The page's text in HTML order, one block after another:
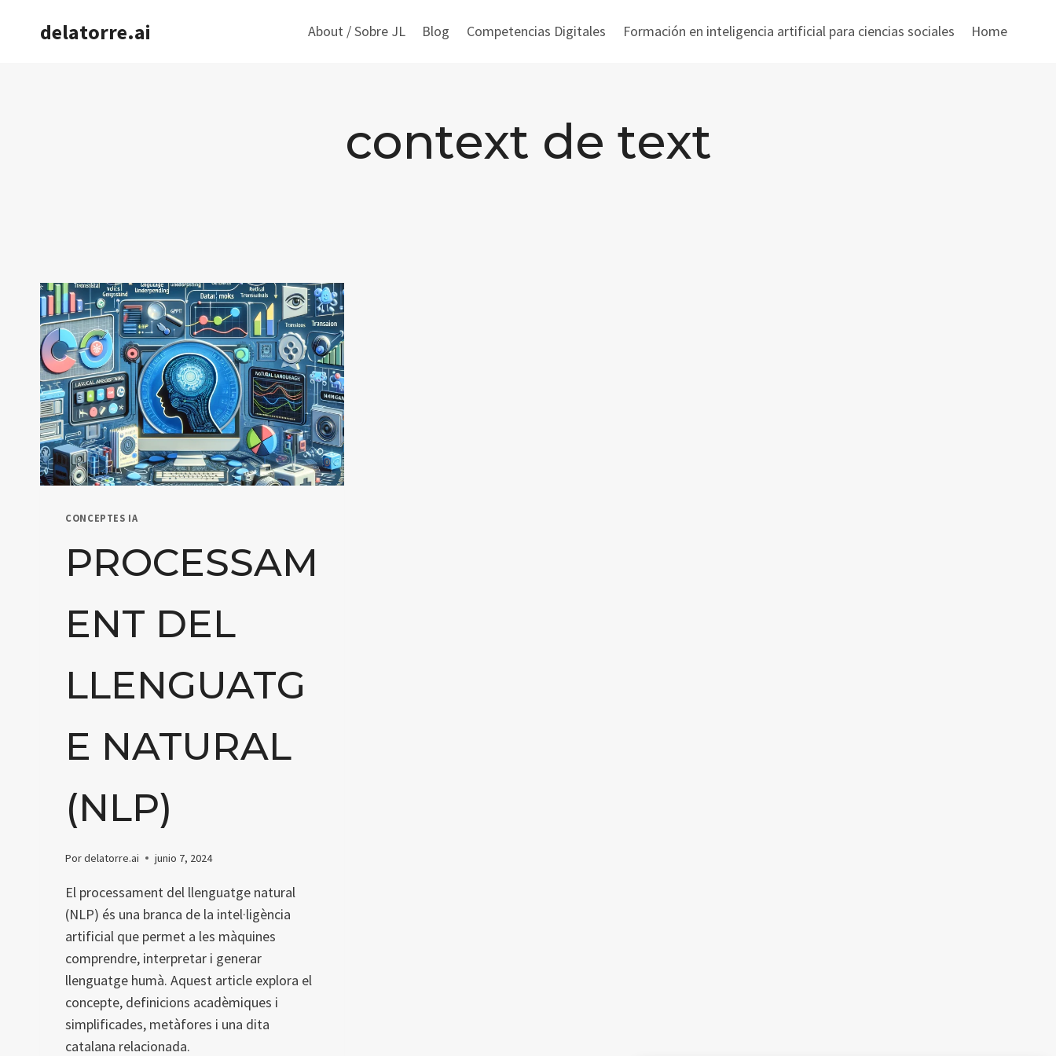
delatorre.ai About / Sobre JL Blog Competencias Digitales Formación en inteligencia artificial para ciencias sociales Home
context de text
CONCEPTES IA
PROCESSAM
ENT DEL
LLENGUATG
E NATURAL
(NLP)
Pordelatorre.ai junio 7, 2024
El processament del llenguatge natural
(NLP) és una branca de la intel·ligència
artificial que permet a les màquines
comprendre, interpretar i generar
llenguatge humà. Aquest article explora el
concepte, definicions acadèmiques i
simplificades, metàfores i una dita
catalana relacionada.